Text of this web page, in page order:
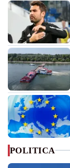
POLITICA